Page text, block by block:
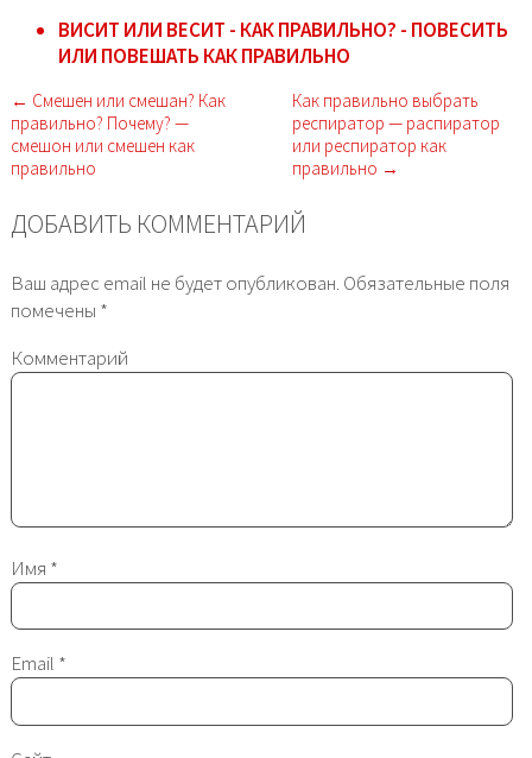
ВИСИТ ИЛИ ВЕСИТ - КАК ПРАВИЛЬНО? - ПОВЕСИТЬ
ИЛИ ПОВЕШАТЬ КАК ПРАВИЛЬНО
← Смешен или смешан? Как
правильно? Почему? —
смешон или смешен как
правильно
Как правильно выбрать
респиратор — распиратор
или респиратор как
правильно →
ДОБАВИТЬ КОММЕНТАРИЙ
Ваш адрес email не будет опубликован. Обязательные поля
помечены *
Комментарий
Имя *
Email *